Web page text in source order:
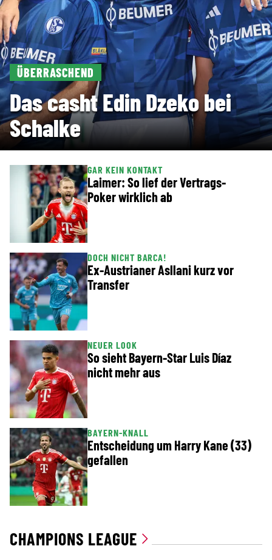
ÜBERRASCHEND
Das casht Edin Dzeko bei
Schalke
GAR KEIN KONTAKT
Laimer: So lief der Vertrags-
Poker wirklich ab
DOCH NICHT BARCA!
Ex-Austrianer Asllani kurz vor
Transfer
NEUER LOOK
So sieht Bayern-Star Luis Díaz
nicht mehr aus
BAYERN-KNALL
Entscheidung um Harry Kane (33)
gefallen
CHAMPIONS LEAGUE